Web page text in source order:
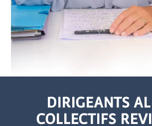
DIRIGEANTS
COLLECTIFS